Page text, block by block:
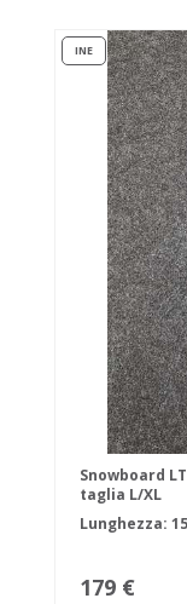
INE
Snowboard
taglia L/XL
Lunghezza:
179 €